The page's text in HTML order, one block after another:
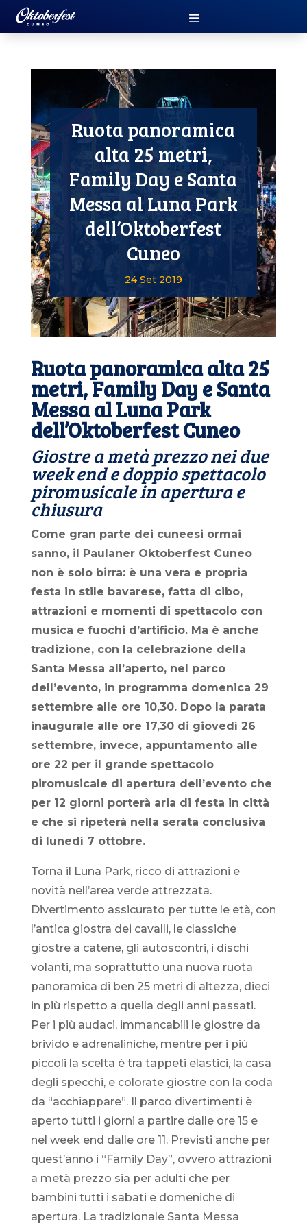
Ruota panoramica
alta 25 metri,
Family Day e Santa
Messa al Luna Park
dell’Oktoberfest
Cuneo
24 Set 2019
Ruota panoramica alta 25
metri, Family Day e Santa
Messa al Luna Park
dell’Oktoberfest Cuneo
Giostre a metà prezzo nei due
week end e doppio spettacolo
piromusicale in apertura e
chiusura
Come gran parte dei cuneesi ormai
sanno, il Paulaner Oktoberfest Cuneo
non è solo birra: è una vera e propria
festa in stile bavarese, fatta di cibo,
attrazioni e momenti di spettacolo con
musica e fuochi d’artificio. Ma è anche
tradizione, con la celebrazione della
Santa Messa all’aperto, nel parco
dell’evento, in programma domenica 29
settembre alle ore 10,30. Dopo la parata
inaugurale alle ore 17,30 di giovedì 26
settembre, invece, appuntamento alle
ore 22 per il grande spettacolo
piromusicale di apertura dell’evento che
per 12 giorni porterà aria di festa in città
e che si ripeterà nella serata conclusiva
di lunedì 7 ottobre.
Torna il Luna Park, ricco di attrazioni e
novità nell’area verde attrezzata.
Divertimento assicurato per tutte le età, con
l’antica giostra dei cavalli, le classiche
giostre a catene, gli autoscontri, i dischi
volanti, ma soprattutto una nuova ruota
panoramica di ben 25 metri di altezza, dieci
in più rispetto a quella degli anni passati.
Per i più audaci, immancabili le giostre da
brivido e adrenaliniche, mentre per i più
piccoli la scelta è tra tappeti elastici, la casa
degli specchi, e colorate giostre con la coda
da “acchiappare”. Il parco divertimenti è
aperto tutti i giorni a partire dalle ore 15 e
nel week end dalle ore 11. Previsti anche per
quest’anno i “Family Day”, ovvero attrazioni
a metà prezzo sia per adulti che per
bambini tutti i sabati e domeniche di
apertura. La tradizionale Santa Messa